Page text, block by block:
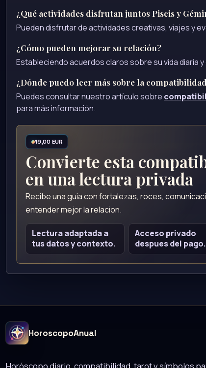
¿Qué actividades disfrutan juntos Piscis y
Pueden disfrutar de actividades creativas, viajes y
¿Cómo pueden mejorar su relación?
Estableciendo acuerdos claros sobre su vida diaria
¿Dónde puedo leer más sobre la
Puedes consultar nuestro artículo sobre
para más información.
19,00 EUR
Convierte esta
en una lectura privada
Recibe una guia con fortalezas, roces,
entender mejor la relacion.
Lectura adaptada a
tus datos y contexto.
Acceso privado
despues del pago.
HoroscopoAnual
Horóscopo diario, compatibilidad, tarot y símbolos